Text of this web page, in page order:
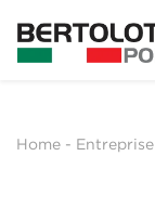
Home - Entreprise